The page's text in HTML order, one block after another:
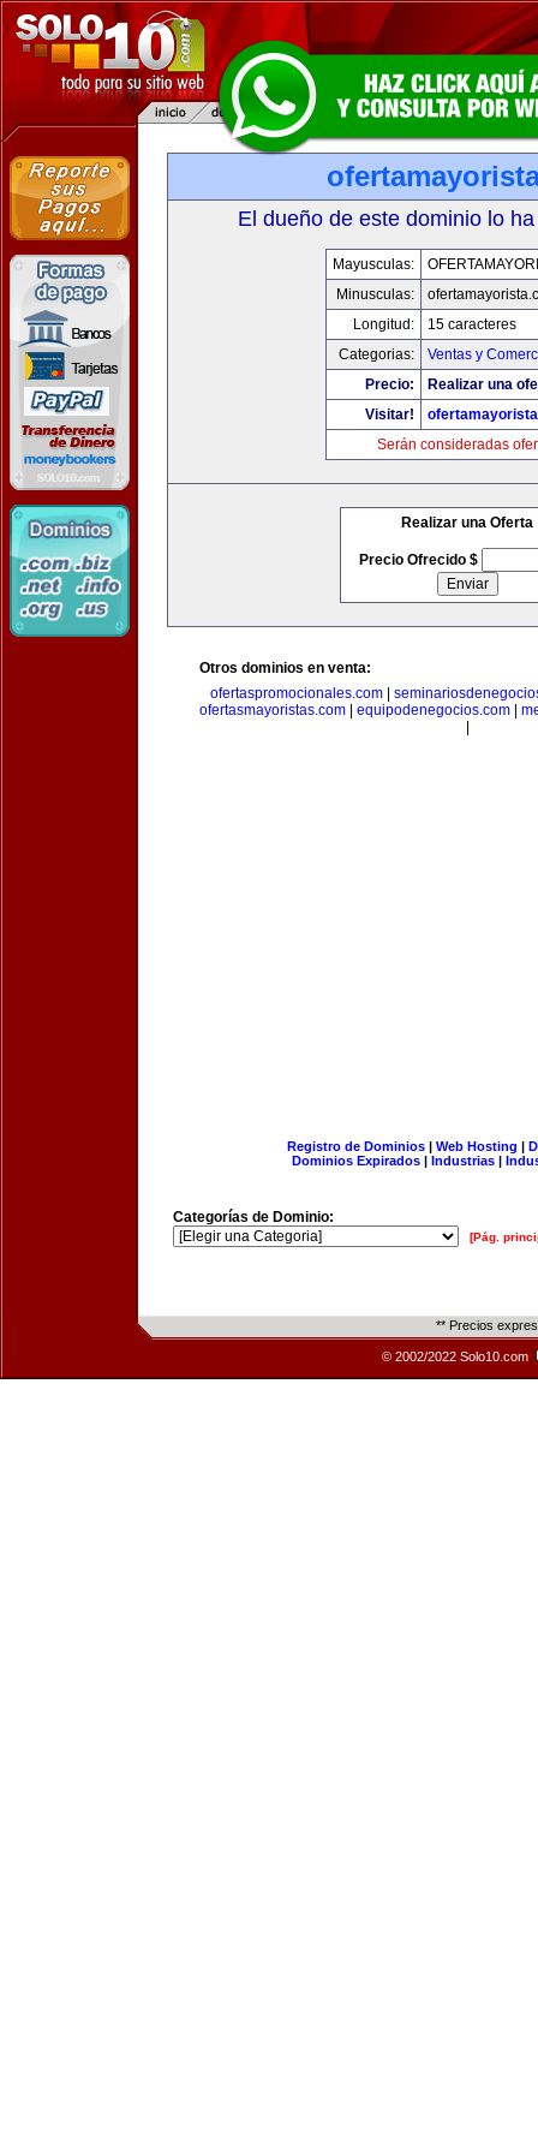
El dueño de este dominio lo
Mayusculas:
Minusculas:
Longitud:
15 caracteres
Categorias:
Ventas y
Precio:
Realizar una
Visitar!
Serán consideradas
Realizar una Oferta
Precio Ofrecido $
Otros dominios en venta:
ofertaspromocionales.com
ofertasmayoristas.com
equipodenegocios.com
Registro de Dominios| Web Hosting |
Dominios Expirados | Industrias |
Categorías de Dominio:
[Pág.
** Precios
© 2002/2022 Solo10.com